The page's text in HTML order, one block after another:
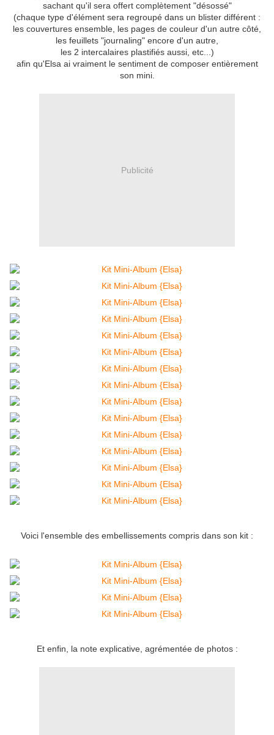
sachant qu'il sera offert complètement "désossé"
(chaque type d'élément sera regroupé dans un blister différent :
les couvertures ensemble, les pages de couleur d'un autre côté,
les feuillets "journaling" encore d'un autre,
les 2 intercalaires plastifiés aussi, etc...)
afin qu'Elsa ai vraiment le sentiment de composer entièrement
son mini.
Publicité
Voici l'ensemble des embellissements compris dans son kit :
Et enfin, la note explicative, agrémentée de photos :